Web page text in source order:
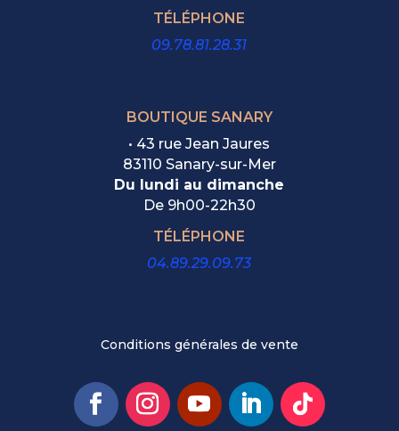
TÉLÉPHONE
09.78.81.28.31
BOUTIQUE SANARY
• 43 rue Jean Jaures
83110 Sanary-sur-Mer
Du lundi au dimanche
De 9h00-22h30
TÉLÉPHONE
04.89.29.09.73
Conditions générales de vente